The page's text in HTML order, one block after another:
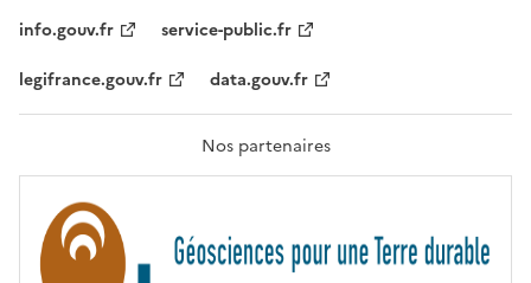
F
A
T
R
T
É
info.gouv.fr
service-public.fr
legifrance.gouv.fr
data.gouv.fr
Nos partenaires